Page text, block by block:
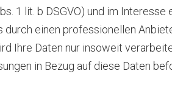
1 lit. b DSGVO) und im
durch einen professionellen
Ihre Daten nur insoweit
in Bezug auf diese Daten